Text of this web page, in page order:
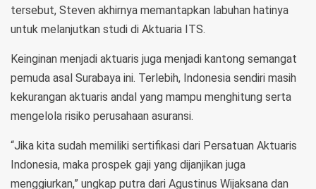
tersebut, Steven akhirnya memantapkan labuhan hatinya
untuk melanjutkan studi di Aktuaria ITS.
Keinginan menjadi aktuaris juga menjadi kantong semangat
pemuda asal Surabaya ini. Terlebih, Indonesia sendiri masih
kekurangan aktuaris andal yang mampu menghitung serta
mengelola risiko perusahaan asuransi.
“Jika kita sudah memiliki sertifikasi dari Persatuan Aktuaris
Indonesia, maka prospek gaji yang dijanjikan juga
menggiurkan,” ungkap putra dari Agustinus Wijaksana dan